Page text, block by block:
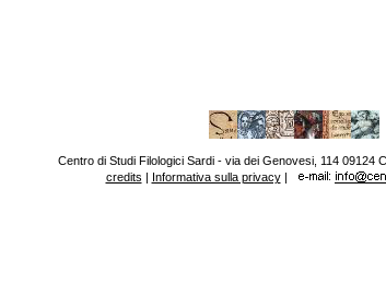
Centro di Studi Filologici Sardi - via dei Genovesi, 114 09124
credits | Informativa sulla privacy|